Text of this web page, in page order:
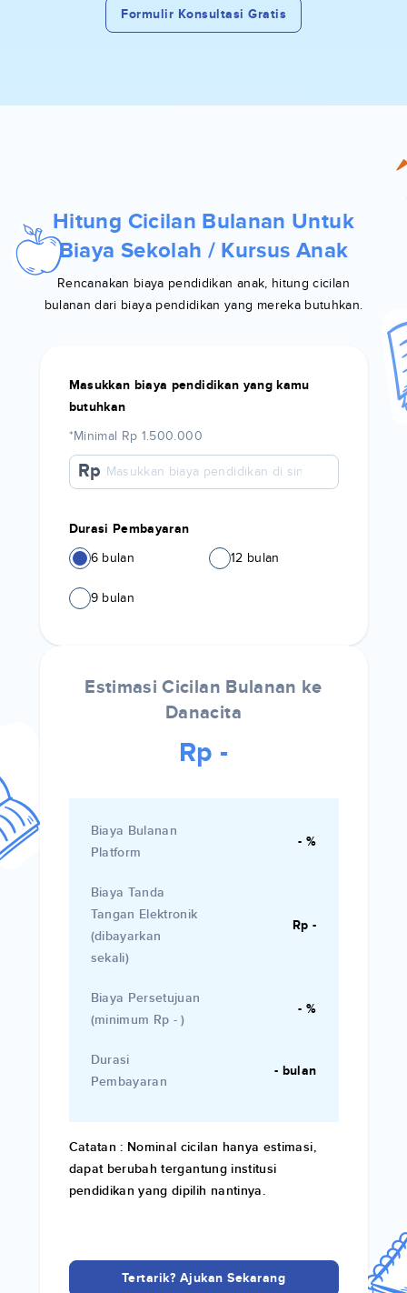
Formulir Konsultasi Gratis
Hitung Cicilan Bulanan Untuk
Biaya Sekolah / Kursus Anak
Rencanakan biaya pendidikan anak, hitung cicilan
bulanan dari biaya pendidikan yang mereka butuhkan.
Masukkan biaya pendidikan yang kamu
butuhkan
*Minimal Rp 1.500.000
Rp
Durasi Pembayaran
6 bulan
12 bulan
9 bulan
Estimasi Cicilan Bulanan ke
Danacita
Rp -
Biaya Bulanan
Platform
- %
Biaya Tanda
Tangan Elektronik
(dibayarkan
sekali)
Rp -
Biaya Persetujuan
(minimum Rp - )
- %
Durasi
Pembayaran
- bulan
Catatan : Nominal cicilan hanya estimasi,
dapat berubah tergantung institusi
pendidikan yang dipilih nantinya.
Tertarik? Ajukan Sekarang